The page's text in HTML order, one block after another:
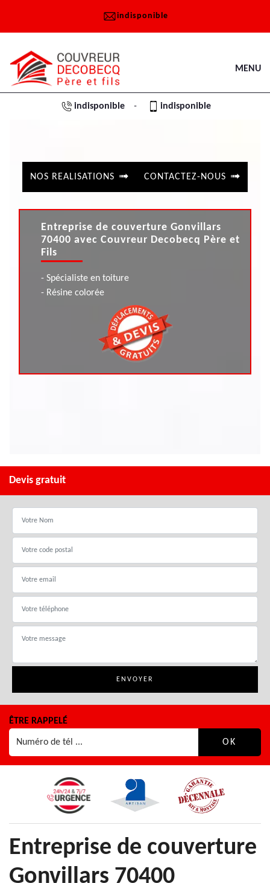
indisponible
MENU
indisponible - indisponible
NOS REALISATIONS CONTACTEZ-NOUS
Entreprise de couverture Gonvillars
70400 avec Couvreur Decobecq Père et
Fils
- Spécialiste en toiture
- Résine colorée
Devis gratuit
ÊTRE RAPPELÉ
Entreprise de couverture
Gonvillars 70400